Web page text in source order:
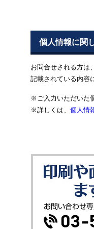
個人情報に関
お問合せされる方は
記載されている内容
※ご入力いただいた
※詳しくは、 個人情